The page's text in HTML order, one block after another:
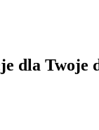
dla Twoje